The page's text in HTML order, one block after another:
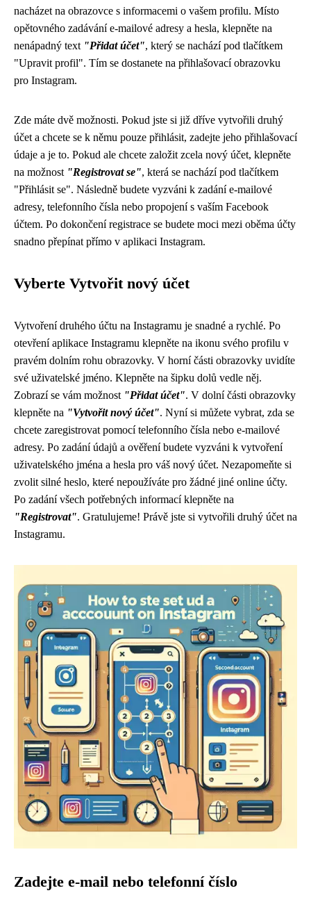
nacházet na obrazovce s informacemi o vašem profilu. Místo
opětovného zadávání e-mailové adresy a hesla, klepněte na
nenápadný text "Přidat účet", který se nachází pod tlačítkem
"Upravit profil". Tím se dostanete na přihlašovací obrazovku
pro Instagram.
Zde máte dvě možnosti. Pokud jste si již dříve vytvořili druhý
účet a chcete se k němu pouze přihlásit, zadejte jeho přihlašovací
údaje a je to. Pokud ale chcete založit zcela nový účet, klepněte
na možnost "Registrovat se", která se nachází pod tlačítkem
"Přihlásit se". Následně budete vyzváni k zadání e-mailové
adresy, telefonního čísla nebo propojení s vaším Facebook
účtem. Po dokončení registrace se budete moci mezi oběma účty
snadno přepínat přímo v aplikaci Instagram.
Vyberte Vytvořit nový účet
Vytvoření druhého účtu na Instagramu je snadné a rychlé. Po
otevření aplikace Instagramu klepněte na ikonu svého profilu v
pravém dolním rohu obrazovky. V horní části obrazovky uvidíte
své uživatelské jméno. Klepněte na šipku dolů vedle něj.
Zobrazí se vám možnost "Přidat účet". V dolní části obrazovky
klepněte na "Vytvořit nový účet". Nyní si můžete vybrat, zda se
chcete zaregistrovat pomocí telefonního čísla nebo e-mailové
adresy. Po zadání údajů a ověření budete vyzváni k vytvoření
uživatelského jména a hesla pro váš nový účet. Nezapomeňte si
zvolit silné heslo, které nepoužíváte pro žádné jiné online účty.
Po zadání všech potřebných informací klepněte na
"Registrovat". Gratulujeme! Právě jste si vytvořili druhý účet na
Instagramu.
Zadejte e-mail nebo telefonní číslo